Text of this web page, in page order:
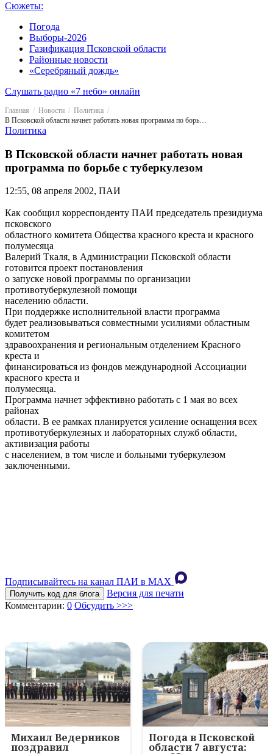
Сюжеты:
Погода
Выборы-2026
Газификация Псковской области
Районные новости
«Серебряный дождь»
Слушать радио «7 небо» онлайн
Главная Новости
Политика
В Псковской области начнет работать новая программа по борьбе с туберкулезом
Политика
В Псковской области начнет работать новая
программа по борьбе с туберкулезом
12:55, 08 апреля 2002, ПАИ
Как сообщил корреспонденту ПАИ председатель президиума
псковского
областного комитета Общества красного креста и красного
полумесяца
Валерий Ткаля, в Администрации Псковской области
готовится проект постановления
о запуске новой программы по организации
противотуберкулезной помощи
населению области.
При поддержке исполнительной власти программа
будет реализовываться совместными усилиями областным
комитетом
здравоохранения и региональным отделением Красного
креста и
финансироваться из фондов международной Ассоциации
красного креста и
полумесяца.
Программа начнет эффективно работать с 1 мая во всех
районах
области. В ее рамках планируется усиление оснащения всех
противотуберкулезных и лабораторных служб области,
активизация работы
с населением, в том числе и больными туберкулезом
заключенными.
Подписывайтесь на канал ПАИ в MAХ
Получить код для блога
Версия для печати
Комментарии: 0 Обсудить >>>
Михаил Ведерников
поздравил
Погода в Псковской
области 7 августа: